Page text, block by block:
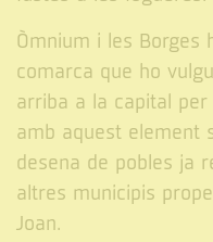
Òmnium i les Borges
comarca que ho
arriba a la capital
amb aquest element
desena de pobles ja
altres municipis
Joan.